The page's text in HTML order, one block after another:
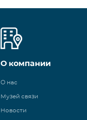
О компании
О нас
Музей связи
Новости